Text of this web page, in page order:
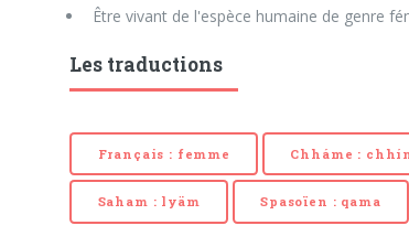
Être vivant de l'espèce humaine de genre
Les traductions
Français : femme Chháme :
Saham : lyäm Spasoïen : qama